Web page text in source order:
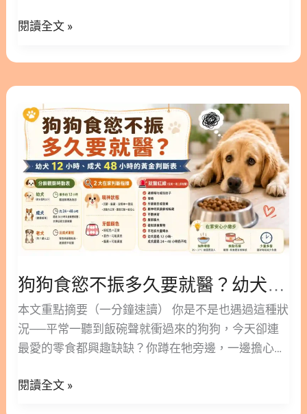
前卡關的絕對不只你一個，幾乎每個毛孩爸媽都走過
底該不該補、CFU 和菌株怎麼看才不踩雷、狗和貓的
餵法差在哪；更關鍵的是，補上大家最常忽略的一塊
——怎麼確認益生菌真的有效、什麼時候該停。看
完，你就能自己挑對、餵對，不花冤枉錢。 ○ 加入追
蹤 林安安營養師粉絲團，用營養蘊育健康！ 1. 什麼
是寵物益生菌？6 種情況毛孩需要補 先搞懂它是什
麼、你家毛孩到底需不需要，再談怎麼買，順序才
對。 1.1. 什麼是好菌與壞菌？益生菌如何平衡菌叢
毛孩跟人類的腸道一樣概念，裡頭住著數以億計的細
菌，可以粗分成三類：對健康有益的好菌、伺機作怪
上風，消化、排便、防禦力都比較穩；壓力大、吃到
不乾淨的食物、或用了抗生素時，菌叢容易失衡，壞
菌趁機坐大，毛孩就開始鬧腸胃。補充益生菌，就是
把好菌的數量補回來，幫助維持腸道菌叢平衡。 1.2.
什麼症狀該補益生菌？6 種常見警訊 毛孩不會開口說
考慮補充益生菌的常見時機： 1.3. 什麼情況別自己
＋
不
該
到
吃
多
久
有
效
閱讀全文 »
狗狗食慾不振多久要就醫？幼犬 12 小時、成犬 48 小時的黃金判斷表
本文重點摘要（一分鐘速讀） 你是不是也遇過這種狀
況──平常一聽到飯碗聲就衝過來的狗狗，今天卻連
最愛的零食都興趣缺缺？你蹲在牠旁邊，一邊擔心是
是哪裡沒顧好，才害牠不吃的？ 先深呼吸，別急著自
狗
食
慾
不
振
多
久
要
醫？
幼
犬
12
時、
閱讀全文 »